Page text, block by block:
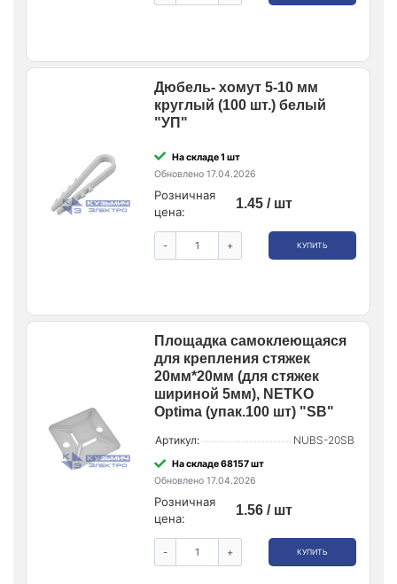
Дюбель- хомут 5-10 мм
круглый (100 шт.) белый
"УП"
На складе 1 шт
Обновлено 17.04.2026
Розничная
цена:
1.45 / шт
- + КУПИТЬ
Площадка самоклеющаяся
для крепления стяжек
20мм*20мм (для стяжек
шириной 5мм), NETKO
Optima (упак.100 шт) "SB"
Артикул: NUBS-20SB
На складе 68157 шт
Обновлено 17.04.2026
Розничная
цена:
1.56 / шт
- + КУПИТЬ